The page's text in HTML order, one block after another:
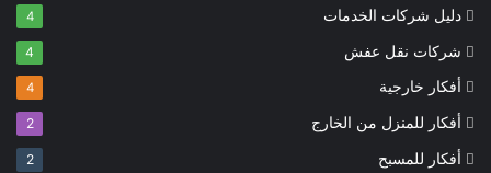
دليل شركات الخدمات 4
شركات نقل عفش 4
أفكار خارجية 4
أفكار للمنزل من الخارج 2
أفكار للمسبح 2